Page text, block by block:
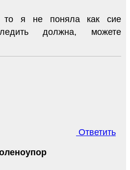
то я не поняла как сие
должна, можете
Ответить